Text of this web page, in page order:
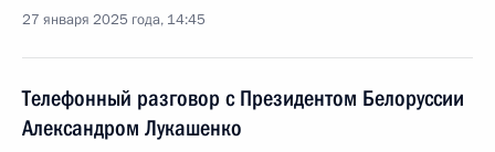
27 января 2025 года, 14:45
Телефонный разговор с Президентом Белоруссии
Александром Лукашенко